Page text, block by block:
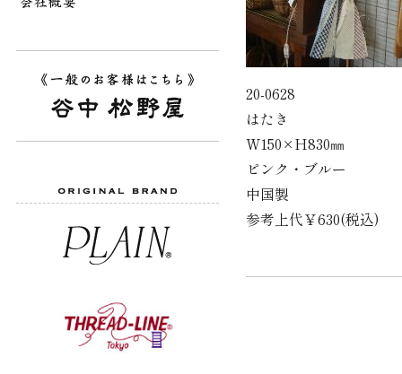
20-0628
はたき
W150×H830㎜
ピンク・ブルー
中国製
参考上代￥630(税込)